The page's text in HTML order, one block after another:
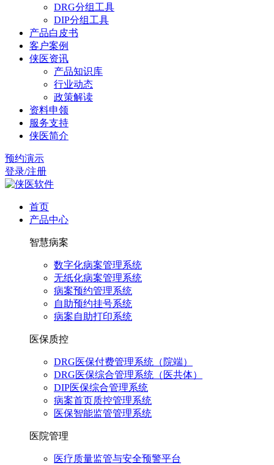
DRG分组工具
DIP分组工具
产品白皮书
客户案例
侠医资讯
产品知识库
行业动态
政策解读
资料申领
服务支持
侠医简介
预约演示
登录/注册
首页
产品中心
智慧病案
数字化病案管理系统
无纸化病案管理系统
病案预约管理系统
自助预约挂号系统
病案自助打印系统
医保质控
DRG医保付费管理系统（院端）
DRG医保综合管理系统（医共体）
DIP医保综合管理系统
病案首页质控管理系统
医保智能监管管理系统
医院管理
医疗质量监管与安全预警平台